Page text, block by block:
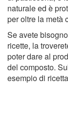
naturale ed è
per oltre la metà
Se avete
ricette, la
poter dare al
del composto.
esempio di